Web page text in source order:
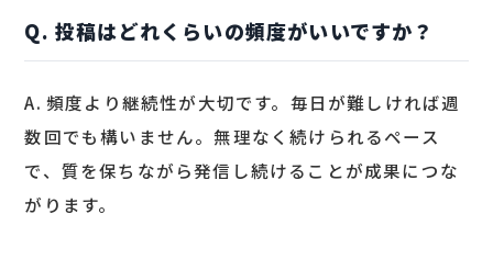
Q. 投稿はどれくらいの頻度がいいですか？
A. 頻度より継続性が大切です。毎日が難しければ週
数回でも構いません。無理なく続けられるペース
で、質を保ちながら発信し続けることが成果につな
がります。